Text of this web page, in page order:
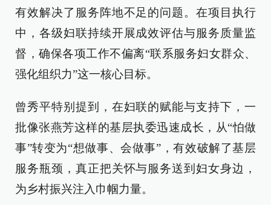
有效解决了服务阵地不足的问题。在项目执行
中，各级妇联持续开展成效评估与服务质量监
督，确保各项工作不偏离“联系服务妇女群众、
强化组织力”这一核心目标。
曾秀平特别提到，在妇联的赋能与支持下，一
批像张燕芳这样的基层执委迅速成长，从“怕做
事”转变为“想做事、会做事”，有效破解了基层
服务瓶颈，真正把关怀与服务送到妇女身边，
为乡村振兴注入巾帼力量。